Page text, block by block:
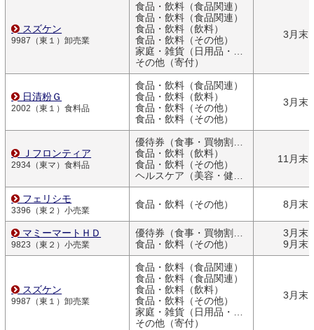
スズケン
9987（東１）卸売業
食品・飲料（食品関連）
食品・飲料（食品関連）
食品・飲料（飲料）
食品・飲料（その他）
家庭・雑貨（日用品・文房具）
その他（寄付）
3月末
日清粉Ｇ
2002（東１）食料品
食品・飲料（食品関連）
食品・飲料（飲料）
食品・飲料（その他）
食品・飲料（その他）
3月末
Ｊフロンティア
2934（東マ）食料品
優待券（食事・買物割引券）
食品・飲料（飲料）
食品・飲料（その他）
ヘルスケア（美容・健康関連商品）
11月末
フェリシモ
3396（東２）小売業
食品・飲料（その他） 8月末
マミーマートＨＤ
9823（東２）小売業
優待券（食事・買物割引券）
食品・飲料（その他）
3月末
9月末
スズケン
9987（東１）卸売業
食品・飲料（食品関連）
食品・飲料（食品関連）
食品・飲料（飲料）
食品・飲料（その他）
家庭・雑貨（日用品・文房具）
その他（寄付）
3月末